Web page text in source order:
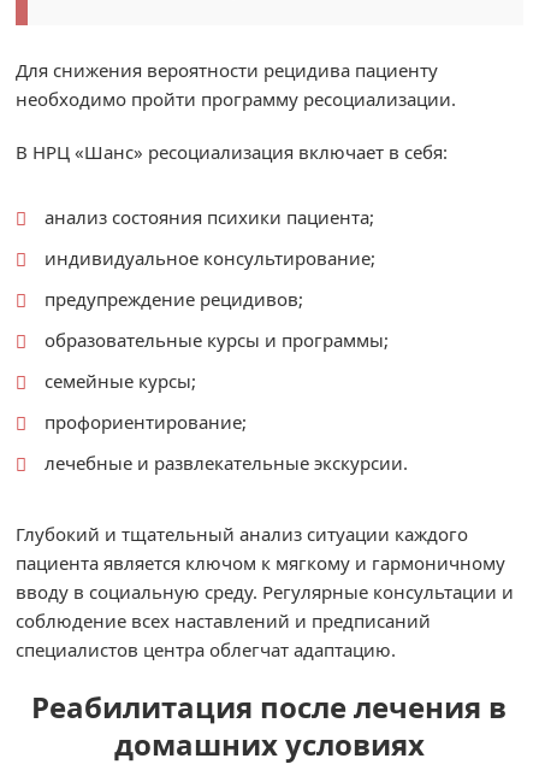
Для снижения вероятности рецидива пациенту
необходимо пройти программу ресоциализации.
В НРЦ «Шанс» ресоциализация включает в себя:
анализ состояния психики пациента;
индивидуальное консультирование;
предупреждение рецидивов;
образовательные курсы и программы;
семейные курсы;
профориентирование;
лечебные и развлекательные экскурсии.
Глубокий и тщательный анализ ситуации каждого
пациента является ключом к мягкому и гармоничному
вводу в социальную среду. Регулярные консультации и
соблюдение всех наставлений и предписаний
специалистов центра облегчат адаптацию.
Реабилитация после лечения в
домашних условиях